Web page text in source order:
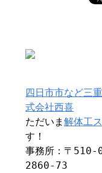
四日市市など三
式会社西喜
ただいま解体工
す！
事務所：〒510-
2860-73